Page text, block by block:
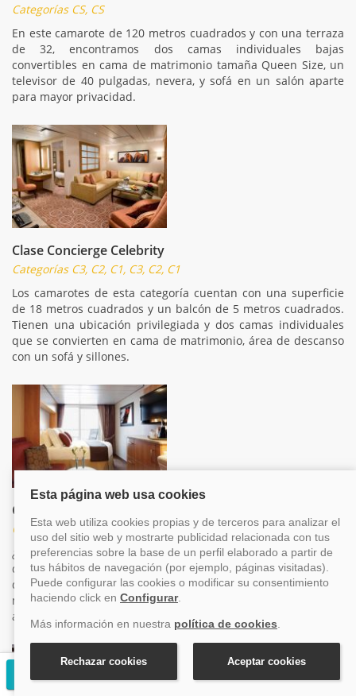
Categorías CS, CS
En este camarote de 120 metros cuadrados y con una terraza
de 32, encontramos dos camas individuales bajas
convertibles en cama de matrimonio tamaña Queen Size, un
televisor de 40 pulgadas, nevera, y sofá en un salón aparte
para mayor privacidad.
Clase Concierge Celebrity
Categorías C3, C2, C1, C3, C2, C1
Los camarotes de esta categoría cuentan con una superficie
de 18 metros cuadrados y un balcón de 5 metros cuadrados.
Tienen una ubicación privilegiada y dos camas individuales
que se convierten en cama de matrimonio, área de descanso
con un sofá y sillones.
Clase Concierge en Oferta
Categorías XC, XC
¿Qué ofrece esta clase de camarotes? Pues además de todo
que ofrecen los camarotes de clases inferiores, los camarotes
de clase Concierge ponen a la disposición del huésped un
mayordomo, para que no tengas que preocuparte de
absolutamente nada durante tu estancia a bordo.